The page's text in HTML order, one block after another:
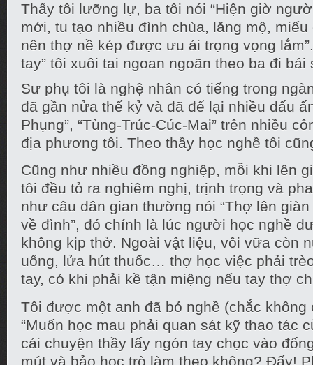
Thấy tôi lưỡng lự, ba tôi nói “Hiện giờ
mới, tu tạo nhiều đình chùa, lăng mộ,
nên thợ nề kép được ưu ái trọng vọng
tay” tôi xuôi tai ngoan ngoãn theo ba đi bái
Sư phụ tôi là nghệ nhân có tiếng trong
đã gần nửa thế kỷ và đã để lại nhiều dấu
Phụng”, “Tùng-Trúc-Cúc-Mai” trên nhiều
địa phương tôi. Theo thầy học nghề tôi
Cũng như nhiều đồng nghiệp, mỗi khi lên
tôi đều tỏ ra nghiêm nghị, trịnh trọng và
như câu dân gian thường nói “Thợ lên
về đình”, đó chính là lúc người học nghề
không kịp thở. Ngoài vật liệu, vôi vữa còn
uống, lửa hút thuốc… thợ học việc phải
tay, có khi phải kề tận miệng nếu tay thợ
Tôi được một anh đã bỏ nghề (chắc không
“Muốn học mau phải quan sát kỹ thao tác
cái chuyện thầy lấy ngón tay chọc vào
mút và bảo học trò làm theo không? Đấy!